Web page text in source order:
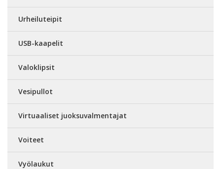
Urheiluteipit
USB-kaapelit
Valoklipsit
Vesipullot
Virtuaaliset juoksuvalmentajat
Voiteet
Vyölaukut